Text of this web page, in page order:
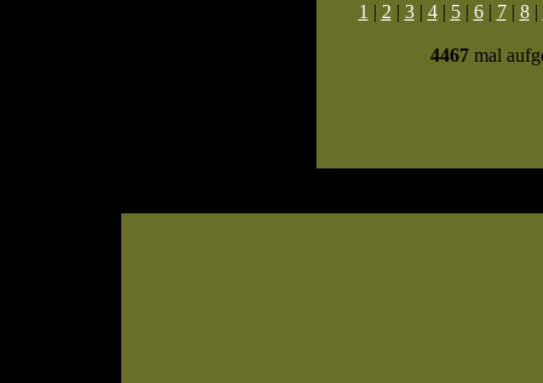
1 | 2 | 3| 4| 5| 6| 7| 8|
4467 mal